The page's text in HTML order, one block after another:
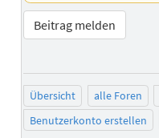
Beitrag melden
Übersicht alle Foren
Benutzerkonto erstellen